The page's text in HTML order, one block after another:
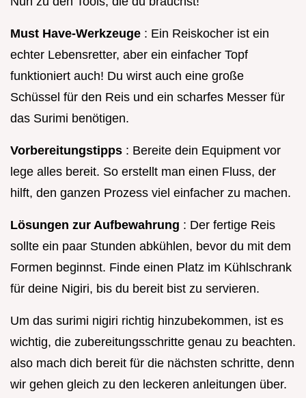
Must Have-Werkzeuge : Ein Reiskocher ist ein
echter Lebensretter, aber ein einfacher Topf
funktioniert auch! Du wirst auch eine große
Schüssel für den Reis und ein scharfes Messer für
das Surimi benötigen.
Vorbereitungstipps : Bereite dein Equipment vor
lege alles bereit. So erstellt man einen Fluss, der
hilft, den ganzen Prozess viel einfacher zu machen.
Lösungen zur Aufbewahrung : Der fertige Reis
sollte ein paar Stunden abkühlen, bevor du mit dem
Formen beginnst. Finde einen Platz im Kühlschrank
für deine Nigiri, bis du bereit bist zu servieren.
Um das surimi nigiri richtig hinzubekommen, ist es
wichtig, die zubereitungsschritte genau zu beachten.
also mach dich bereit für die nächsten schritte, denn
wir gehen gleich zu den leckeren anleitungen über.